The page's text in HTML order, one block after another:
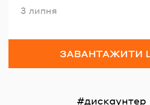
Опубліковано
3 липня
ЗАВАНТАЖИТИ
дискаунтер